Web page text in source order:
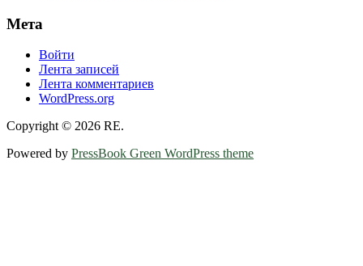
Мета
Войти
Лента записей
Лента комментариев
WordPress.org
Copyright © 2026 RE.
Powered by PressBook Green WordPress theme